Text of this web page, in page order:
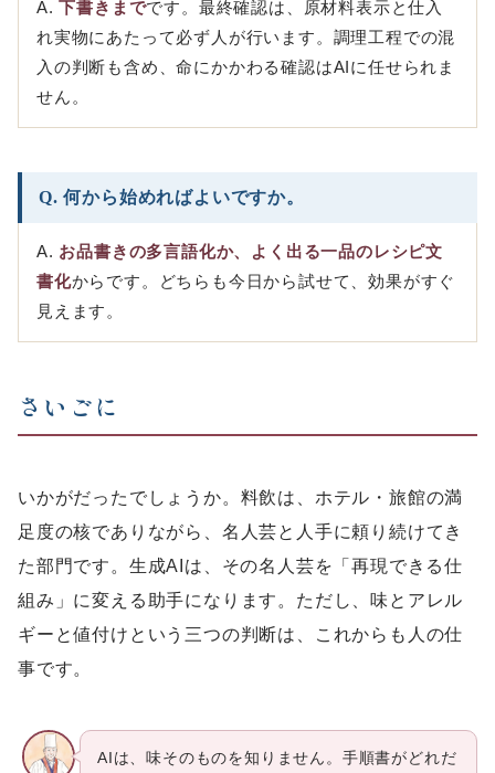
A.下書きまでです。最終確認は、原材料表示と仕入
れ実物にあたって必ず人が行います。調理工程での混
入の判断も含め、命にかかわる確認はAIに任せられま
せん。
Q. 何から始めればよいですか。
A. お品書きの多言語化か、よく出る一品のレシピ文
書化からです。どちらも今日から試せて、効果がすぐ
見えます。
さいごに
いかがだったでしょうか。料飲は、ホテル・旅館の満
足度の核でありながら、名人芸と人手に頼り続けてき
た部門です。生成AIは、その名人芸を「再現できる仕
組み」に変える助手になります。ただし、味とアレル
ギーと値付けという三つの判断は、これからも人の仕
事です。
AIは、味そのものを知りません。手順書がどれだ